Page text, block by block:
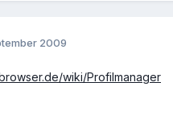
2009
wiki/Profilmanager